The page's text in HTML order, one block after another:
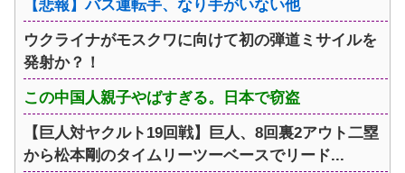
【悲報】バス運転手、なり手がいない他
ウクライナがモスクワに向けて初の弾道ミサイルを
発射か？！
この中国人親子やばすぎる。日本で窃盗
【巨人対ヤクルト19回戦】巨人、8回裏2アウト二塁
から松本剛のタイムリーツーベースでリード...